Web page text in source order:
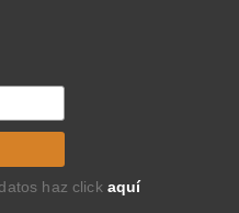
haz click aquí